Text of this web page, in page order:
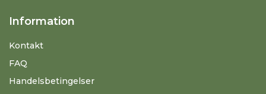
Information
Kontakt
FAQ
Handelsbetingelser